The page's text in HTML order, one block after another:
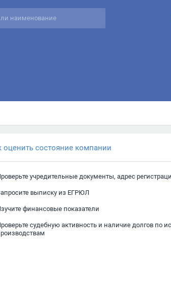
оценить состояние компании
учредительные документы, адрес
выписку из ЕГРЮЛ
финансовые показатели
судебную активность и наличие долгов по